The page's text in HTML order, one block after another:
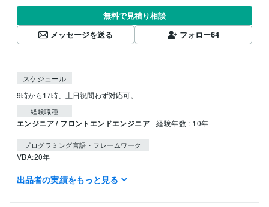
無料で見積り相談
メッセージを送る
フォロー64
スケジュール
9時から17時、土日祝問わず対応可。
経験職種
エンジニア / フロントエンドエンジニア 経験年数 : 10年
プログラミング言語・フレームワーク
VBA:20年
ビジネス・クリエイティブツール
出品者の実績をもっと見る